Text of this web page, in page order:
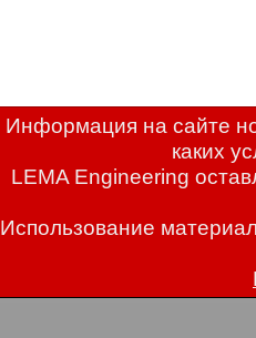
Информация на сайте
каких
LEMA Engineering
Использование